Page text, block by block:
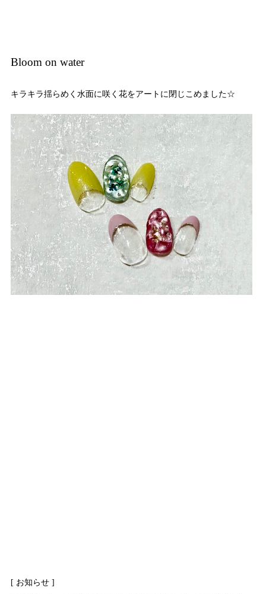
Bloom on water
キラキラ揺らめく水面に咲く花をアートに閉じこめました☆
[ お知らせ ]